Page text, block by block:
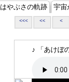
はやぶさの軌跡 宇宙
<<< << <
♪ 「あけぼの